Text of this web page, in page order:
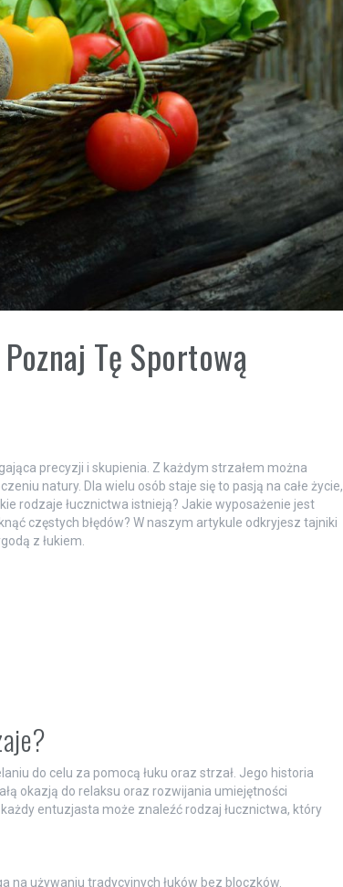
Tę Sportową
precyzji i skupienia. Z każdym strzałem można
natury. Dla wielu osób staje się to pasją na całe życie,
rodzaje łucznictwa istnieją? Jakie wyposażenie jest
częstych błędów? W naszym artykule odkryjesz tajniki
z łukiem.
do celu za pomocą łuku oraz strzał. Jego historia
okazją do relaksu oraz rozwijania umiejętności
entuzjasta może znaleźć rodzaj łucznictwa, który
na używaniu tradycyjnych łuków bez bloczków.